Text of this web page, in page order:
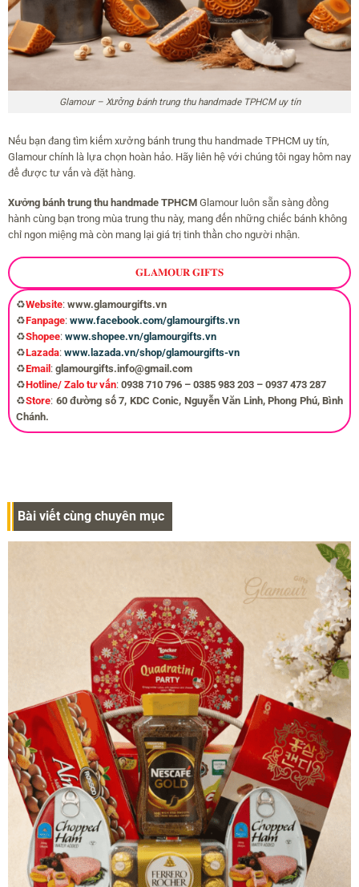
Glamour – Xưởng bánh trung thu handmade TPHCM uy tín
Nếu bạn đang tìm kiếm xưởng bánh trung thu handmade TPHCM uy tín,
Glamour chính là lựa chọn hoàn hảo. Hãy liên hệ với chúng tôi ngay hôm nay
để được tư vấn và đặt hàng.
Xưởng bánh trung thu handmade TPHCMGlamour luôn sẵn sàng đồng
hành cùng bạn trong mùa trung thu này, mang đến những chiếc bánh không
chỉ ngon miệng mà còn mang lại giá trị tinh thần cho người nhận.
𝐆𝐋𝐀𝐌𝐎𝐔𝐑 𝐆𝐈𝐅𝐓𝐒
♻️Website: www.glamourgifts.vn
♻️Fanpage: www.facebook.com/glamourgifts.vn
♻️Shopee: www.shopee.vn/glamourgifts.vn
♻️Lazada: www.lazada.vn/shop/glamourgifts-vn
♻️Email : glamourgifts.info@gmail.com
♻️Hotline/ Zalo tư vấn: 0938 710 796 – 0385 983 203 – 0937 473 287
♻️Store: 60 đường số 7, KDC Conic, Nguyễn Văn Linh, Phong Phú, Bình
Chánh.
Bài viết cùng chuyên mục